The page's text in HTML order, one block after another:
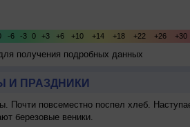
получения подробных данных
И ПРАЗДНИКИ
Почти повсеместно поспел хлеб.
березовые веники.